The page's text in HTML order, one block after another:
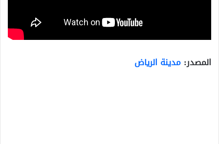
المصدر: مدينة الرياض